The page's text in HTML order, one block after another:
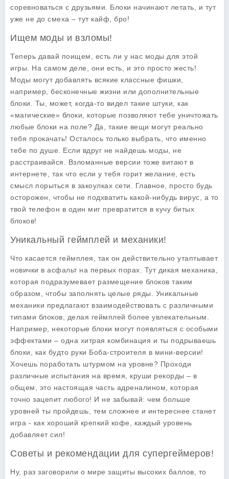
соревноваться с друзьями. Блоки начинают летать, и тут
уже не до смеха – тут кайф, бро!
Ищем моды и взломы!
Теперь давай поищем, есть ли у нас моды для этой
игры. На самом деле, они есть, и это просто жесть!
Моды могут добавлять всякие классные фишки,
например, бесконечные жизни или дополнительные
блоки. Ты, может, когда-то видел такие штуки, как
«магические» блоки, которые позволяют тебе уничтожать
любые блоки на поле? Да, такие вещи могут реально
тебя прокачать! Осталось только выбрать, что именно
тебе по душе. Если вдруг не найдешь моды, не
расстраивайся. Взломанные версии тоже витают в
интернете, так что если у тебя горит желание, есть
смысл порыться в закоулках сети. Главное, просто будь
осторожен, чтобы не подхватить какой-нибудь вирус, а то
твой телефон в один миг превратится в кучу битых
блоков!
Уникальный геймплей и механики!
Что касается геймплея, так он действительно утаптывает
новички в асфальт на первых порах. Тут дикая механика,
которая подразумевает размещение блоков таким
образом, чтобы заполнять целые ряды. Уникальные
механики предлагают взаимодействовать с различными
типами блоков, делая геймплей более увлекательным.
Например, некоторые блоки могут появляться с особыми
эффектами – одна хитрая комбинация и ты подрываешь
блоки, как будто руки Боба-строителя в мини-версии!
Хочешь поработать штурмом на уровне? Проходи
различные испытания на время, круши рекорды – в
общем, это настоящая часть адреналином, которая
точно зацепит любого! И не забывай: чем больше
уровней ты пройдешь, тем сложнее и интереснее станет
игра - как хороший крепкий кофе, каждый уровень
добавляет сил!
Советы и рекомендации для супергеймеров!
Ну, раз заговорили о мире защиты высоких баллов, то